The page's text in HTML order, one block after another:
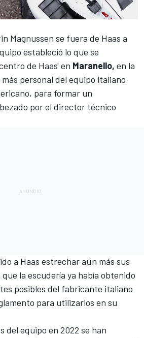
Magnussen se fuera de Haas a
estableció lo que se
de Haas' en Maranello, en la
más personal del equipo italiano
para formar un
por el director técnico
a Haas estrechar aún más sus
la escudería ya había obtenido
posibles del fabricante italiano
para utilizarlos en su
del equipo en 2022 se han